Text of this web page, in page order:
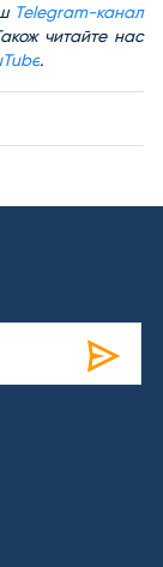
Telegram-канал
читайте нас
.